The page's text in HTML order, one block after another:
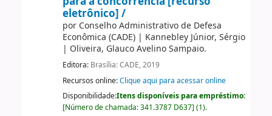
eletrônico] /
por Conselho Administrativo de Defesa
Econômica (CADE)| Kannebley Júnior, Sérgio
| Oliveira, Glauco Avelino Sampaio.
Editora: Brasília: CADE, 2019
Recursos online:Clique aqui para acessar online
Disponibilidade:Itens disponíveis para empréstimo:
[Número de chamada:341.3787 D637] (1).